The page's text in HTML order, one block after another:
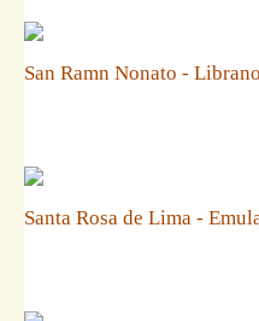
San Ramn Nonato -
Santa Rosa de Lima -